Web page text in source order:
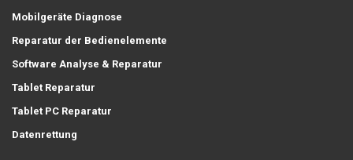
Mobilgeräte Diagnose
Reparatur der Bedienelemente
Software Analyse & Reparatur
Tablet Reparatur
Tablet PC Reparatur
Datenrettung